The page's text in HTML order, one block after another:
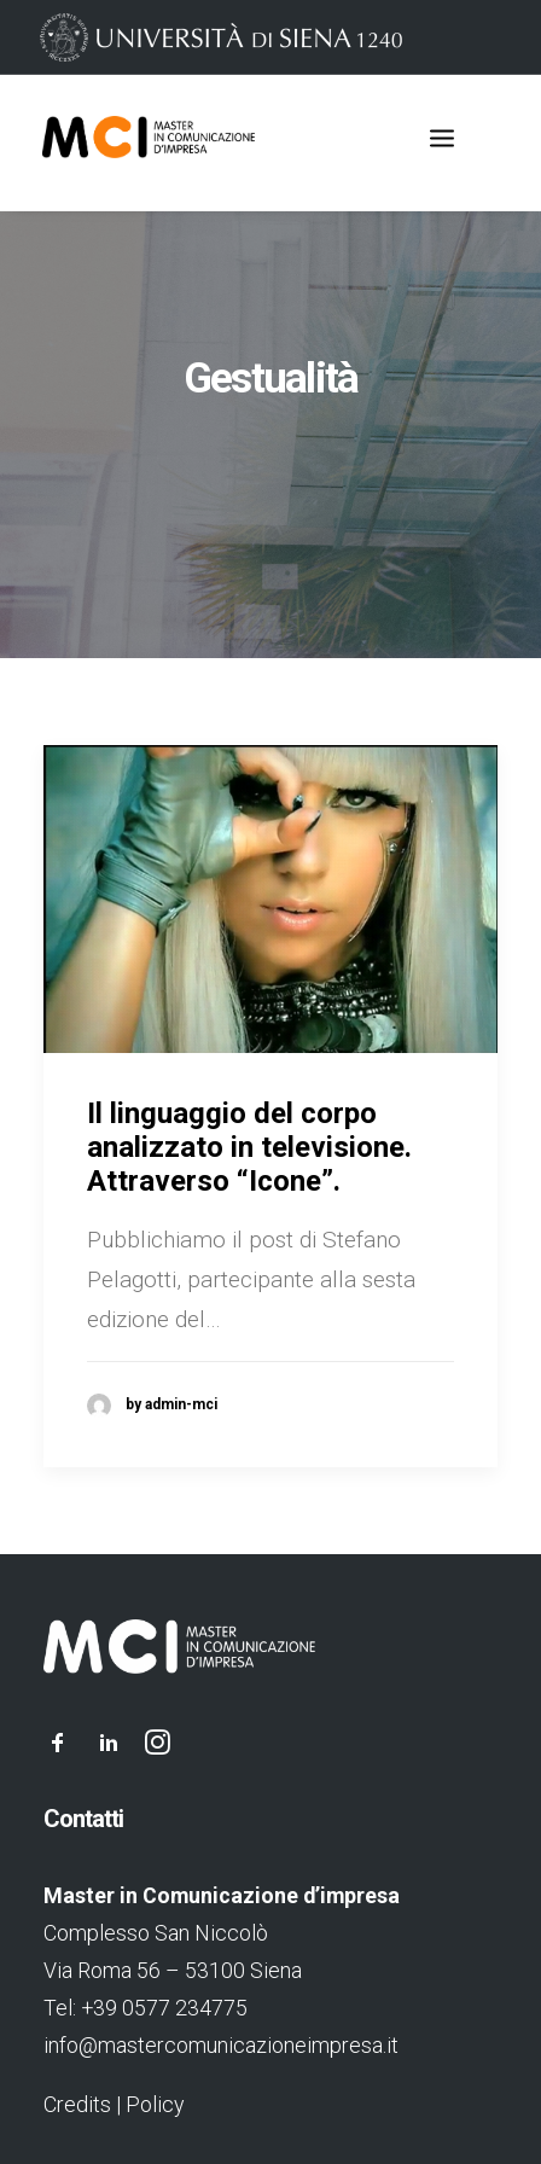
Iscrizioni
Gestualità
Il linguaggio del corpo
analizzato in televisione.
Attraverso “Icone”.
Pubblichiamo il post di Stefano
Pelagotti, partecipante alla sesta
edizione del…
by admin-mci
Contatti
Master in Comunicazione d’impresa
Complesso San Niccolò
Via Roma 56 – 53100 Siena
Tel: +39 0577 234775
info@mastercomunicazioneimpresa.it
Credits | Policy